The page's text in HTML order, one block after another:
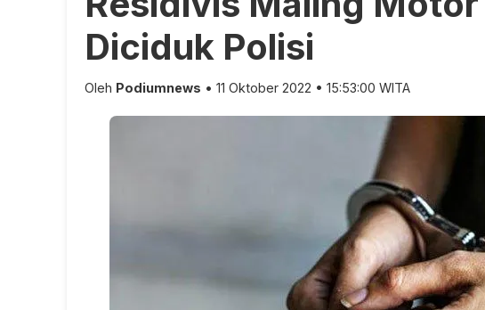
Diciduk Polisi
Oleh Podiumnews • 11 Oktober 2022 • 15:53:00 WITA